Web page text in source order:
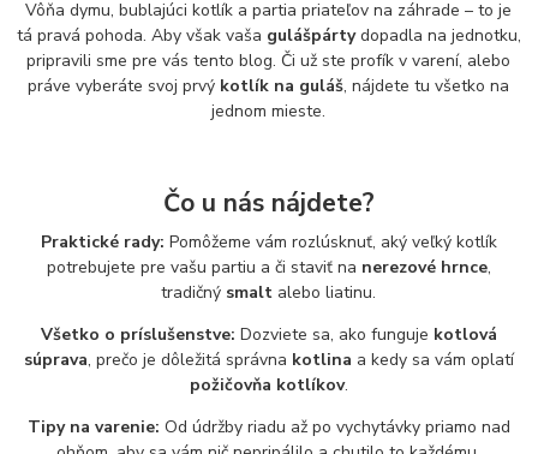
Vôňa dymu, bublajúci kotlík a partia priateľov na záhrade – to je
tá pravá pohoda. Aby však vaša gulášpártydopadla na jednotku,
pripravili sme pre vás tento blog. Či už ste profík v varení, alebo
práve vyberáte svoj prvý kotlík na guláš, nájdete tu všetko na
jednom mieste.
Čo u nás nájdete?
Praktické rady: Pomôžeme vám rozlúsknuť, aký veľký kotlík
potrebujete pre vašu partiu a či staviť na nerezové hrnce,
tradičný smalt alebo liatinu.
Všetko o príslušenstve: Dozviete sa, ako funguje kotlová
súprava, prečo je dôležitá správna kotlina a kedy sa vám oplatí
požičovňa kotlíkov.
Tipy na varenie: Od údržby riadu až po vychytávky priamo nad